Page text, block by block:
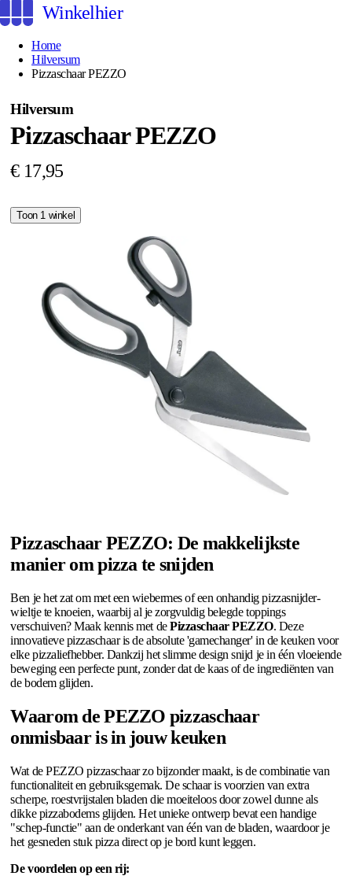
Winkelhier
Home
Hilversum
Pizzaschaar PEZZO
Hilversum
Pizzaschaar PEZZO
€ 17,95
Toon 1 winkel
Pizzaschaar PEZZO: De makkelijkste
manier om pizza te snijden
Ben je het zat om met een wiebermes of een onhandig pizzasnijder-
wieltje te knoeien, waarbij al je zorgvuldig belegde toppings
verschuiven? Maak kennis met dePizzaschaar PEZZO. Deze
innovatieve pizzaschaar is de absolute 'gamechanger' in de keuken voor
elke pizzaliefhebber. Dankzij het slimme design snijd je in één vloeiende
beweging een perfecte punt, zonder dat de kaas of de ingrediënten van
de bodem glijden.
Waarom de PEZZO pizzaschaar
onmisbaar is in jouw keuken
Wat de PEZZO pizzaschaar zo bijzonder maakt, is de combinatie van
functionaliteit en gebruiksgemak. De schaar is voorzien van extra
scherpe, roestvrijstalen bladen die moeiteloos door zowel dunne als
dikke pizzabodems glijden. Het unieke ontwerp bevat een handige
"schep-functie" aan de onderkant van één van de bladen, waardoor je
het gesneden stuk pizza direct op je bord kunt leggen.
De voordelen op een rij: